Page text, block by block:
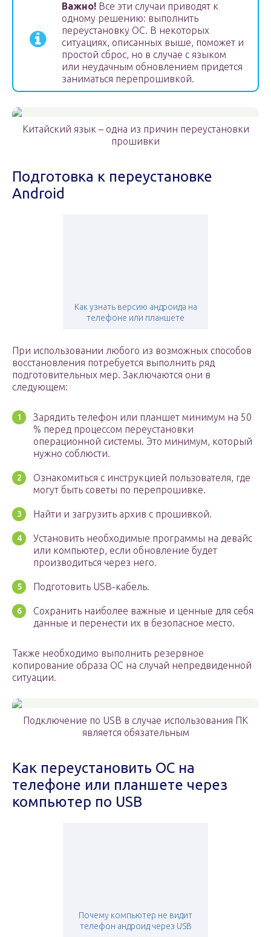
Важно! Все эти случаи приводят к
одному решению: выполнить
переустановку ОС. В некоторых
ситуациях, описанных выше, поможет и
простой сброс, но в случае с языком
или неудачным обновлением придется
заниматься перепрошивкой.
Китайский язык – одна из причин переустановки
прошивки
Подготовка к переустановке
Android
Как узнать версию андроида на
телефоне или планшете
При использовании любого из возможных способов
восстановления потребуется выполнить ряд
подготовительных мер. Заключаются они в
следующем:
Зарядить телефон или планшет минимум на 50
% перед процессом переустановки
операционной системы. Это минимум, который
нужно соблюсти.
Ознакомиться с инструкцией пользователя, где
могут быть советы по перепрошивке.
Найти и загрузить архив с прошивкой.
Установить необходимые программы на девайс
или компьютер, если обновление будет
производиться через него.
Подготовить USB-кабель.
Сохранить наиболее важные и ценные для себя
данные и перенести их в безопасное место.
Также необходимо выполнить резервное
копирование образа ОС на случай непредвиденной
ситуации.
Подключение по USB в случае использования ПК
является обязательным
Как переустановить ОС на
телефоне или планшете через
компьютер по USB
Почему компьютер не видит
телефон андроид через USB